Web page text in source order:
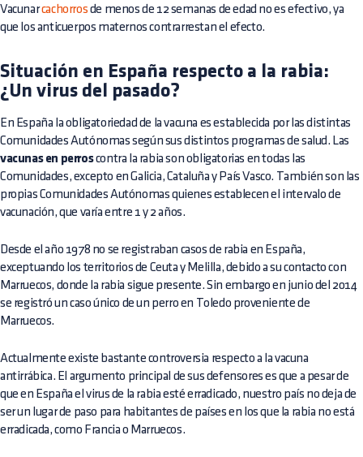
Vacunarcachorros de menos de 12 semanas de edad no es efectivo, ya
que los anticuerpos maternos contrarrestan el efecto.
Situación en España respecto a la rabia:
¿Un virus del pasado?
En España la obligatoriedad de la vacuna es establecida por las distintas
Comunidades Autónomas según sus distintos programas de salud. Las
vacunas en perroscontra la rabia son obligatorias en todas las
Comunidades, excepto en Galicia, Cataluña y País Vasco. También son las
propias Comunidades Autónomas quienes establecen el intervalo de
vacunación, que varía entre 1 y 2 años.
Desde el año 1978 no se registraban casos de rabia en España,
exceptuando los territorios de Ceuta y Melilla, debido a su contacto con
Marruecos, donde la rabia sigue presente. Sin embargo en junio del 2014
se registró un caso único de un perro en Toledo proveniente de
Marruecos.
Actualmente existe bastante controversia respecto a la vacuna
antirrábica. El argumento principal de sus defensores es que a pesar de
que en España el virus de la rabia esté erradicado, nuestro país no deja de
ser un lugar de paso para habitantes de países en los que la rabia no está
erradicada, como Francia o Marruecos.